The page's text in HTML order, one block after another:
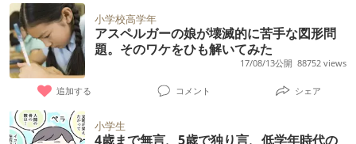
小学校高学年
アスペルガーの娘が壊滅的に苦手な図形問
題。そのワケをひも解いてみた
17/08/13公開 88752 views
追加する コメント シェア
小学生
4歳まで無言、5歳で独り言、低学年時代の